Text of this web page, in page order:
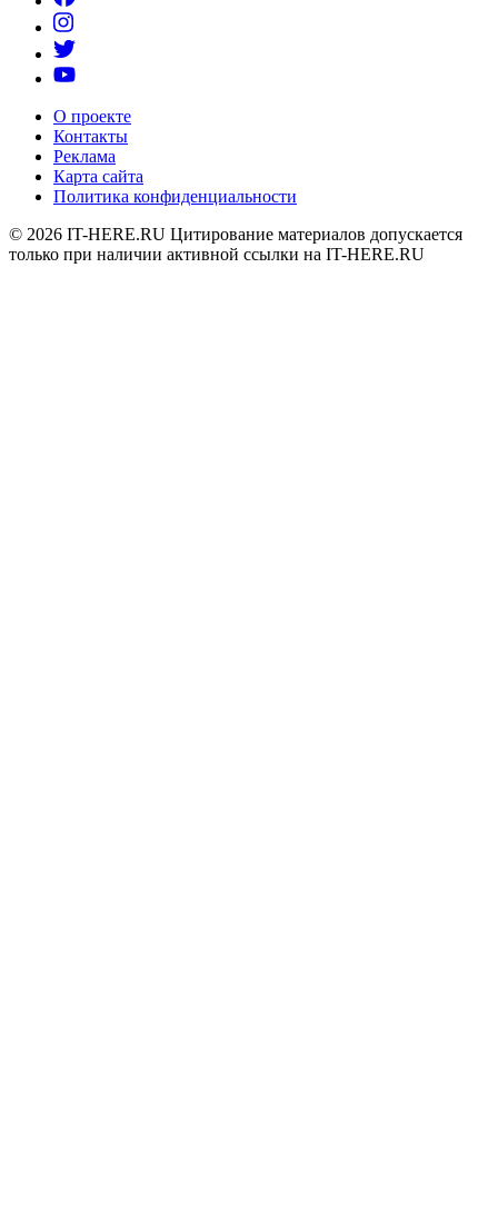
О проекте
Контакты
Реклама
Карта сайта
Политика конфиденциальности
© 2026 IT-HERE.RU Цитирование материалов допускается
только при наличии активной ссылки на IT-HERE.RU